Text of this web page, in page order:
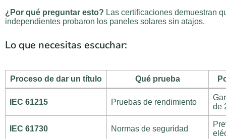
¿Por qué preguntar esto? Las certificaciones demuestran
independientes probaron los paneles solares sin atajos.
Lo que necesitas escuchar:
Proceso de dar un título Qué prueba
IEC 61215 Pruebas de rendimiento
de
IEC 61730 Normas de seguridad